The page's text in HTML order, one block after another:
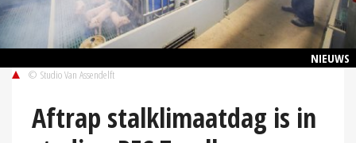
NIEUWS
© Studio Van Assendelft
Aftrap stalklimaatdag is in